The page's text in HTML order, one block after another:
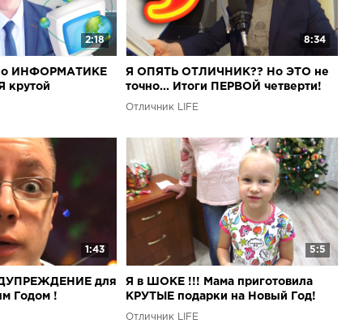
2:18
ИНФОРМАТИКЕ
крутой
8:34
Я ОПЯТЬ ОТЛИЧНИК?? Но ЭТО не
точно... Итоги ПЕРВОЙ четверти!
Отличник LIFE
1:43
для
Годом !
5:5
Я в ШОКЕ !!! Мама приготовила
КРУТЫЕ подарки на Новый Год!
Отличник LIFE